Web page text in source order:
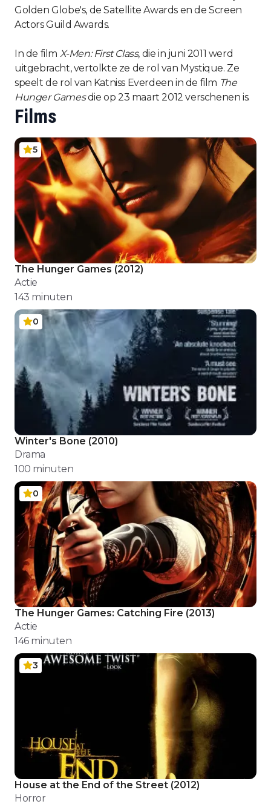
Golden Globe's, de Satellite Awards en de Screen
Actors Guild Awards.
In de film X-Men: First Class, die in juni 2011 werd
uitgebracht, vertolkte ze de rol van Mystique. Ze
speelt de rol van Katniss Everdeen in de film The
Hunger Gamesdie op 23 maart 2012 verschenen is.
Films
5
The Hunger Games (2012)
Actie
143 minuten
0
Winter's Bone (2010)
Drama
100 minuten
0
The Hunger Games: Catching Fire (2013)
Actie
146minuten
3
House at the End of the Street (2012)
Horror